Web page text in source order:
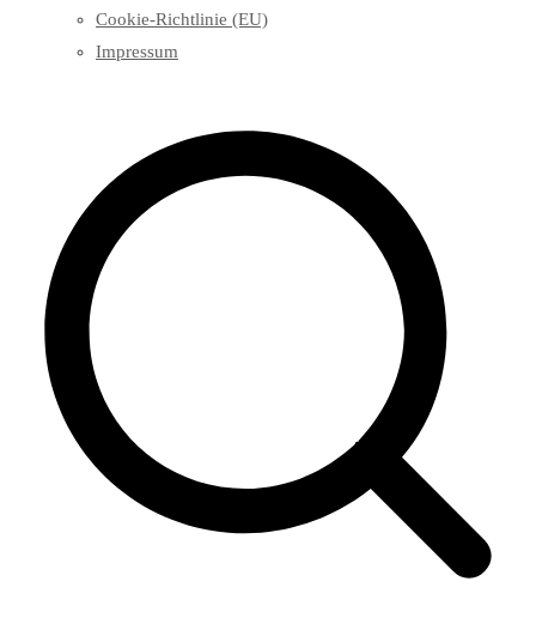
Cookie-Richtlinie (EU)
Impressum